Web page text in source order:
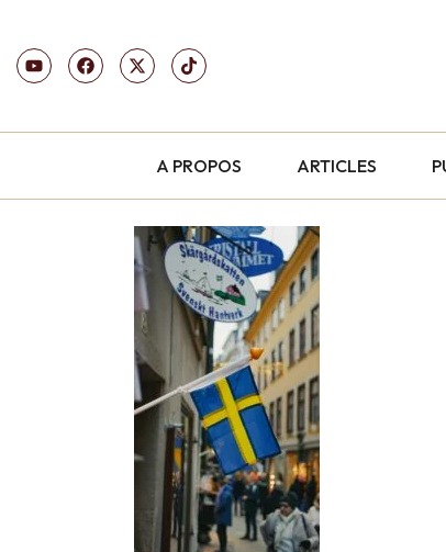
A PROPOS ARTICLES